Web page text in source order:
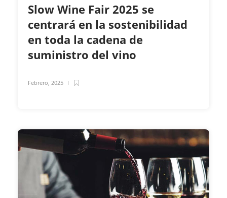
Slow Wine Fair 2025 se
centrará en la sostenibilidad
en toda la cadena de
suministro del vino
Febrero, 2025